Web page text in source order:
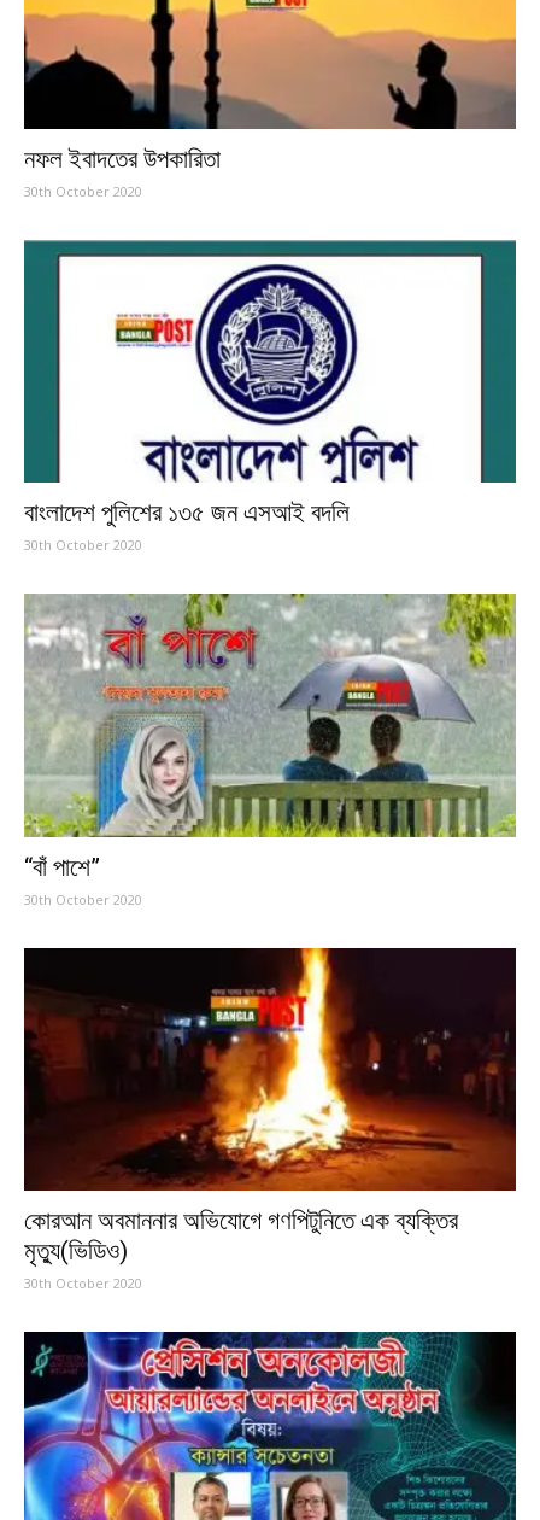
নফল ইবাদতের উপকারিতা
30th October 2020
বাংলাদেশ পুলিশের ১৩৫ জন এসআই বদলি
30th October 2020
“বাঁ পাশে”
30th October 2020
কোরআন অবমাননার অভিযোগে গণপিটুনিতে এক ব্যক্তির
মৃত্যু(ভিডিও)
30th October 2020